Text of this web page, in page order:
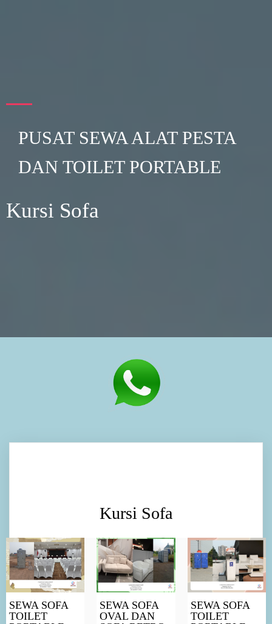
PUSAT SEWA ALAT PESTA
DAN TOILET PORTABLE
Kursi Sofa
Kursi Sofa
SEWA SOFA
TOILET
SEWA SOFA
OVAL DAN
SEWA SOFA
TOILET